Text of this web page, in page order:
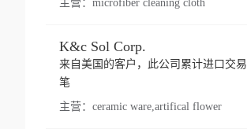
主营： microfiber cleaning cloth
K&c Sol Corp.
来自美国的客户，此公司累计进口交易
笔
主营： ceramic ware,artifical flower